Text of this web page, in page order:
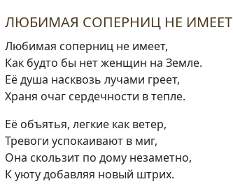
ЛЮБИМАЯ СОПЕРНИЦ НЕ ИМЕЕТ
Любимая соперниц не имеет,
Как будто бы нет женщин на Земле.
Её душа насквозь лучами греет,
Храня очаг сердечности в тепле.
Её объятья, легкие как ветер,
Тревоги успокаивают в миг,
Она скользит по дому незаметно,
К уюту добавляя новый штрих.